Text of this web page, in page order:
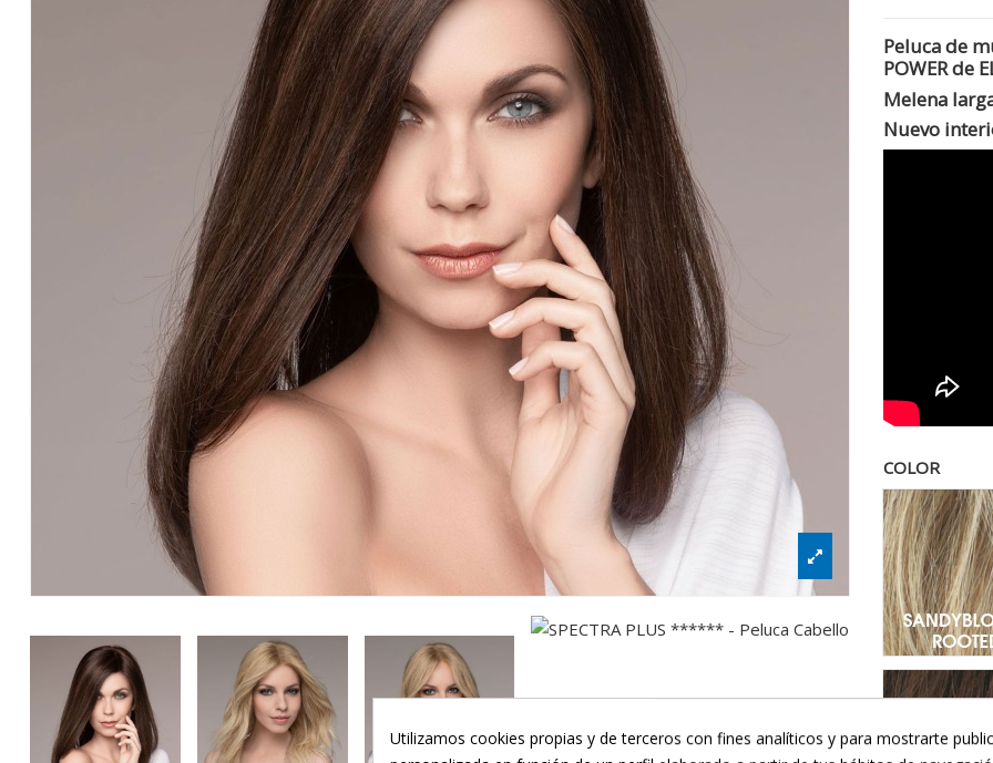
Peluca de
POWER de
Melena
Nuevo
COLOR
Utilizamos cookies propias y de terceros con fines analíticos y para mostrarte